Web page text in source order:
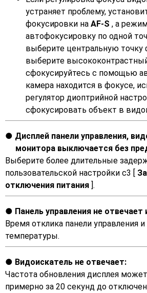
устраняет проблему,
фокусировки на AF-S , а
автофокусировку по одной
выберите центральную точку
выберите
сфокусируйтесь с помощью
камера находится в фокусе,
регулятор диоптрийной
сфокусировать объект в
Дисплей панели управления,
монитора выключается без
Выберите более длительные
пользовательской настройки c3 [
отключения питания ].
Панель управления не отвечает
Время отклика панели управления
температуры.
Видоискатель не отвечает:
Частота обновления дисплея
примерно за 20 секунд до